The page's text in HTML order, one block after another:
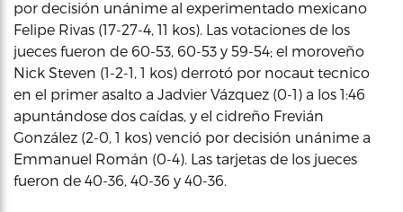
por decisión unánime al experimentado mexicano
Felipe Rivas (17-27-4, 11 kos). Las votaciones de los
jueces fueron de 60-53, 60-53 y 59-54; el moroveño
Nick Steven (1-2-1, 1 kos) derrotó por nocaut tecnico
en el primer asalto a Jadvier Vázquez (0-1) a los 1:46
apuntándose dos caídas, y el cidreño Frevián
González (2-0, 1 kos) venció por decisión unánime a
Emmanuel Román (0-4). Las tarjetas de los jueces
fueron de 40-36, 40-36 y 40-36.